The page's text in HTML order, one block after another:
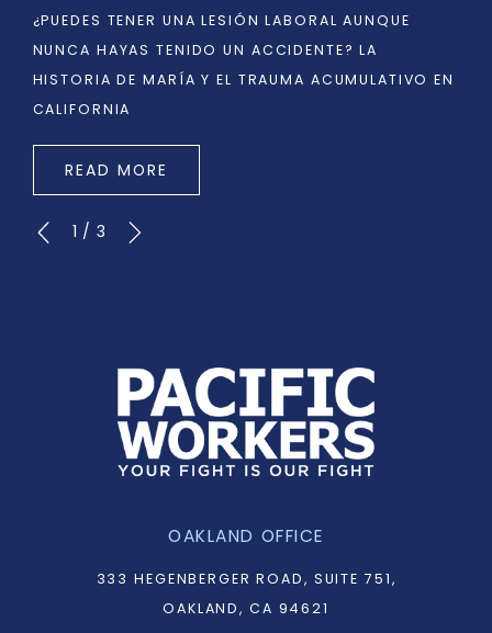
¿PUEDES TENER UNA LESIÓN LABORAL AUNQUE
NUNCA HAYAS TENIDO UN ACCIDENTE? LA
HISTORIA DE MARÍA Y EL TRAUMA ACUMULATIVO EN
CALIFORNIA
READ MORE
1 / 3
OAKLAND OFFICE
333 HEGENBERGER ROAD, SUITE 751,
OAKLAND, CA 94621